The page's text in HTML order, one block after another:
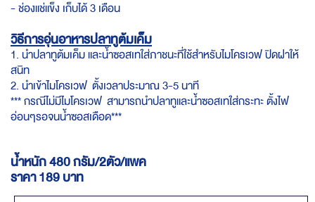
- ช่องแช่แข็ง เก็บได้ 3 เดือน
วิธีการอุ่นอาหารปลาทูต้มเค็ม
1. นำปลาทูต้มเค็ม และน้ำซอสเทใส่ภาชนะที่ใช้สำหรับไมโครเวฟ ปิดฝาให้
สนิท
2. นำเข้าไมโครเวฟ ตั้งเวลาประมาณ 3-5 นาที
*** กรณีไม่มีไมโครเวฟ สามารถนำปลาทูและน้ำซอสเทใส่กระทะ ตั้งไฟ
อ่อนๆรอจนน้ำซอสเดือด***
น้ำหนัก 480 กรัม/2ตัว/แพค
ราคา 189 บาท